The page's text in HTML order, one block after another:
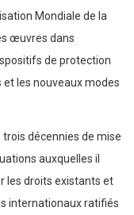
Mondiale de la
œuvres dans
de protection
les nouveaux modes
décennies de mise
auxquelles il
les droits existants et
internationaux ratifiés